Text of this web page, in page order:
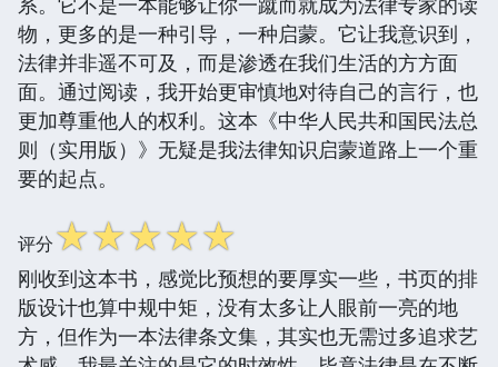
物，更多的是一种引导，一种启蒙。它让我意识到，
法律并非遥不可及，而是渗透在我们生活的方方面
面。通过阅读，我开始更审慎地对待自己的言行，也
更加尊重他人的权利。这本《中华人民共和国民法总
则（实用版）》无疑是我法律知识启蒙道路上一个重
要的起点。
评分☆☆☆☆☆
刚收到这本书，感觉比预想的要厚实一些，书页的排
版设计也算中规中矩，没有太多让人眼前一亮的地
方，但作为一本法律条文集，其实也无需过多追求艺